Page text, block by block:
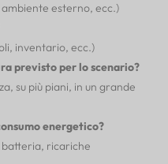
esterno, ecc.)
inventario, ecc.)
previsto per lo scenario?
su più piani, in un grande
energetico?
ricariche